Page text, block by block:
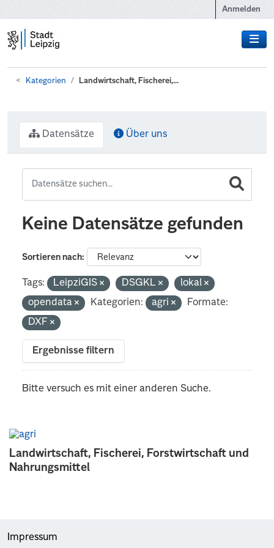
Anmelden
Kategorien Landwirtschaft, Fischerei,...
Landwirtschaft, Fischerei, Forstwirtschaft und
Nahrungsmittel
Datensätze Über uns
Keine Datensätze gefunden
Sortieren nach
Tags: LeipziGIS DSGKL
lokal
opendata
Kategorien: agri
Formate:
DXF
Ergebnisse filtern
Bitte versuch es mit einer anderen Suche.
Impressum